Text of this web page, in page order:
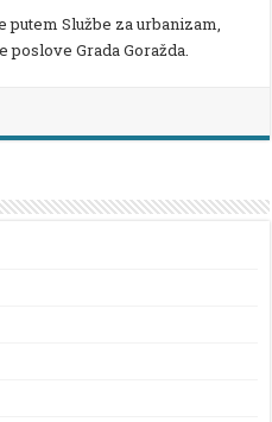
Službe za urbanizam,
Grada Goražda.